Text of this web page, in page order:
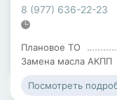
8 (977) 636-22-23
Плановое ТО
Замена масла АКПП
Посмотреть